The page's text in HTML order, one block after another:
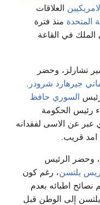
العلاقات
المتحدة منذ فترة
الملك في القاعة
تشارلز، وحضر
جيرهارد شرودر
السوري حافظ
رئيس الحكومة
عبر عن الاسى لفقدانه
قريب.
وحضر الرئيس
يلتسن، رغم كون
اطبائه بعدم
يلتسن إلى الوطن قبل